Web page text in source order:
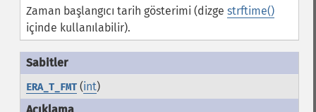
Zaman başlangıcı tarih gösterimi (dizge strftime()
içinde kullanılabilir).
ERA_T_FMT(int)